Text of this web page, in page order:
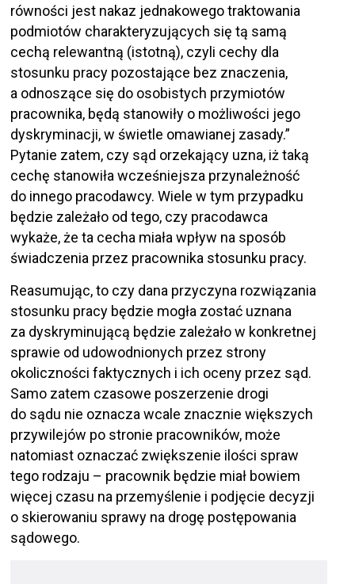
równości jest nakaz jednakowego traktowania
podmiotów charakteryzujących się tą samą
cechą relewantną (istotną), czyli cechy dla
stosunku pracy pozostające bez znaczenia,
a odnoszące się do osobistych przymiotów
pracownika, będą stanowiły o możliwości jego
dyskryminacji, w świetle omawianej zasady.”
Pytanie zatem, czy sąd orzekający uzna, iż taką
cechę stanowiła wcześniejsza przynależność
do innego pracodawcy. Wiele w tym przypadku
będzie zależało od tego, czy pracodawca
wykaże, że ta cecha miała wpływ na sposób
świadczenia przez pracownika stosunku pracy.
Reasumując, to czy dana przyczyna rozwiązania
stosunku pracy będzie mogła zostać uznana
za dyskryminującą będzie zależało w konkretnej
sprawie od udowodnionych przez strony
okoliczności faktycznych i ich oceny przez sąd.
Samo zatem czasowe poszerzenie drogi
do sądu nie oznacza wcale znacznie większych
przywilejów po stronie pracowników, może
natomiast oznaczać zwiększenie ilości spraw
tego rodzaju – pracownik będzie miał bowiem
więcej czasu na przemyślenie i podjęcie decyzji
o skierowaniu sprawy na drogę postępowania
sądowego.